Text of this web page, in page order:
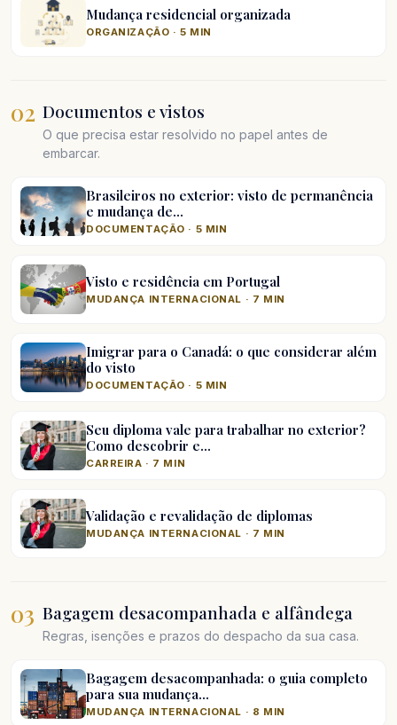
Mudança residencial organizada
ORGANIZAÇÃO · 5 MIN
02 Documentos e vistos
O que precisa estar resolvido no papel antes de
embarcar.
Brasileiros no exterior: visto de permanência
e mudança de…
DOCUMENTAÇÃO · 5 MIN
Visto e residência em Portugal
MUDANÇA INTERNACIONAL · 7 MIN
Imigrar para o Canadá: o que considerar além
do visto
DOCUMENTAÇÃO · 5 MIN
Seu diploma vale para trabalhar no exterior?
Como descobrir e…
CARREIRA · 7 MIN
Validação e revalidação de diplomas
MUDANÇA INTERNACIONAL · 7 MIN
03 Bagagem desacompanhada e alfândega
Regras, isenções e prazos do despacho da sua casa.
Bagagem desacompanhada: o guia completo
para sua mudança…
MUDANÇA INTERNACIONAL · 8 MIN